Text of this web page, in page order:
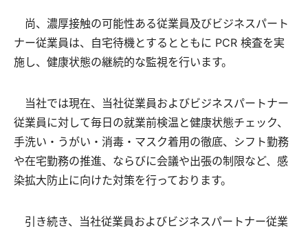
尚、濃厚接触の可能性ある従業員及びビジネスパート
ナー従業員は、自宅待機とするとともに PCR 検査を実
施し、健康状態の継続的な監視を行います。
当社では現在、当社従業員およびビジネスパートナー
従業員に対して毎日の就業前検温と健康状態チェック、
手洗い・うがい・消毒・マスク着用の徹底、シフト勤務
や在宅勤務の推進、ならびに会議や出張の制限など、感
染拡大防止に向けた対策を行っております。
引き続き、当社従業員およびビジネスパートナー従業